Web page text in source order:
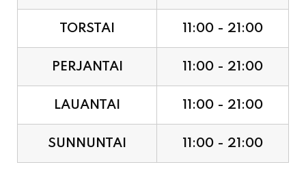
TORSTAI 11:00 - 21:00
PERJANTAI 11:00 - 21:00
LAUANTAI 11:00 - 21:00
SUNNUNTAI 11:00 - 21:00